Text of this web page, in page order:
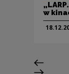
w
18.12.